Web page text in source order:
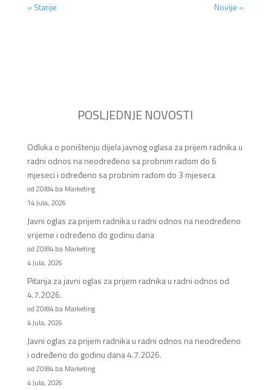
« Starije Novije »
POSLJEDNJE NOVOSTI
Odluka o poništenju dijela javnog oglasa za prijem radnika u
radni odnos na neodređeno sa probnim radom do 6
mjeseci i određeno sa probnim radom do 3 mjeseca
od ZOI84.ba Marketing
14 Jula, 2026
Javni oglas za prijem radnika u radni odnos na neodređeno
vrijeme i određeno do godinu dana
od ZOI84.ba Marketing
4 Jula, 2026
Pitanja za javni oglas za prijem radnika u radni odnos od
4.7.2026.
od ZOI84.ba Marketing
4 Jula, 2026
Javni oglas za prijem radnika u radni odnos na neodređeno
i određeno do godinu dana 4.7.2026.
od ZOI84.ba Marketing
4 Jula, 2026